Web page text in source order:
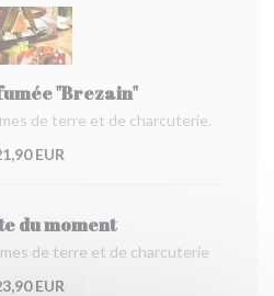
"Brezain"
de terre et de charcuterie.
EUR
du moment
de terre et de charcuterie
EUR